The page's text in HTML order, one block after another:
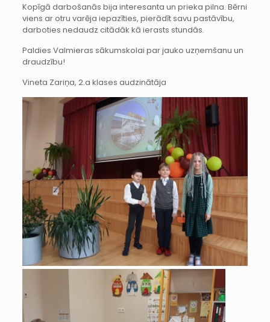
Kopīgā darbošanās bija interesanta un prieka pilna. Bērni
viens ar otru varēja iepazīties, pierādīt savu pastāvību,
darboties nedaudz citādāk kā ierasts stundās.
Paldies Valmieras sākumskolai par jauko uzņemšanu un
draudzību!
Vineta Zariņa, 2.a klases audzinātāja